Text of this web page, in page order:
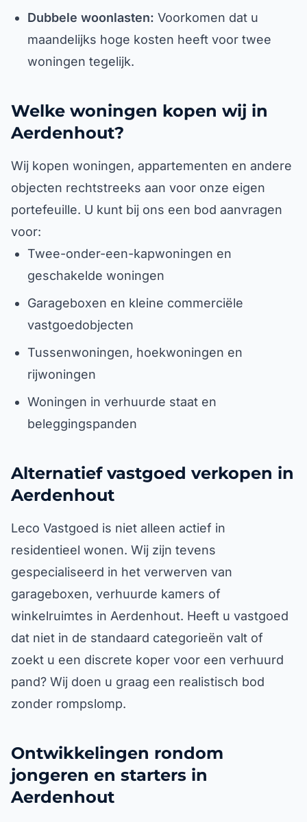
Dubbele woonlasten: Voorkomen dat u
maandelijks hoge kosten heeft voor twee
woningen tegelijk.
Welke woningen kopen wij in
Aerdenhout?
Wij kopen woningen, appartementen en andere
objecten rechtstreeks aan voor onze eigen
portefeuille. U kunt bij ons een bod aanvragen
voor:
Twee-onder-een-kapwoningen en
geschakelde woningen
Garageboxen en kleine commerciële
vastgoedobjecten
Tussenwoningen, hoekwoningen en
rijwoningen
Woningen in verhuurde staat en
beleggingspanden
Alternatief vastgoed verkopen in
Aerdenhout
Leco Vastgoed is niet alleen actief in
residentieel wonen. Wij zijn tevens
gespecialiseerd in het verwerven van
garageboxen, verhuurde kamers of
winkelruimtes in Aerdenhout. Heeft u vastgoed
dat niet in de standaard categorieën valt of
zoekt u een discrete koper voor een verhuurd
pand? Wij doen u graag een realistisch bod
zonder rompslomp.
Ontwikkelingen rondom
jongeren en starters in
Aerdenhout